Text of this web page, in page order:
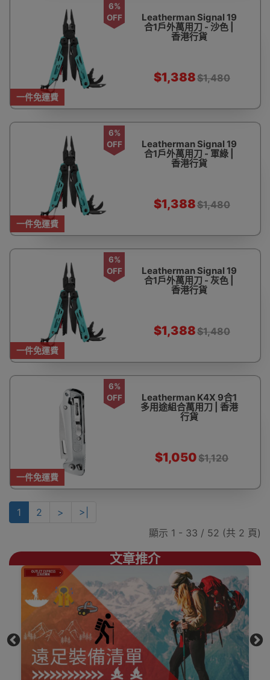
一件免運費
6%
OFF
Leatherman Signal 19
合1戶外萬用刀 - 沙色 |
香港行貨
$1,388$1,480
一件免運費
6%
OFF
Leatherman Signal 19
合1戶外萬用刀 - 軍綠 |
香港行貨
$1,388$1,480
一件免運費
6%
OFF
Leatherman Signal 19
合1戶外萬用刀 - 灰色 |
香港行貨
$1,388$1,480
一件免運費
6%
OFF
Leatherman K4X 9合1
多用途組合萬用刀 | 香港
行貨
$1,050$1,120
1 2 >
>|
顯示 1 - 33 / 52 (共 2 頁)
文章推介